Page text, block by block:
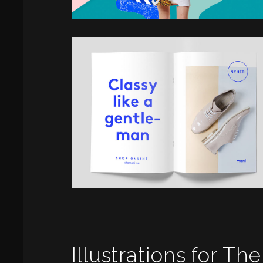
Illustrations for The